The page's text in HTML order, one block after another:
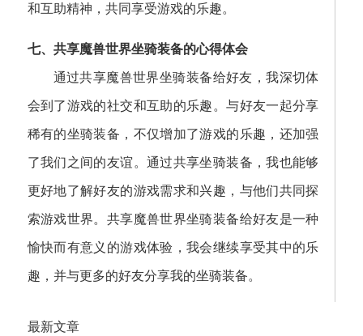
和互助精神，共同享受游戏的乐趣。
七、共享魔兽世界坐骑装备的心得体会
通过共享魔兽世界坐骑装备给好友，我深切体
会到了游戏的社交和互助的乐趣。与好友一起分享
稀有的坐骑装备，不仅增加了游戏的乐趣，还加强
了我们之间的友谊。通过共享坐骑装备，我也能够
更好地了解好友的游戏需求和兴趣，与他们共同探
索游戏世界。共享魔兽世界坐骑装备给好友是一种
愉快而有意义的游戏体验，我会继续享受其中的乐
趣，并与更多的好友分享我的坐骑装备。
最新文章